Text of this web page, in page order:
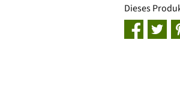
Dieses